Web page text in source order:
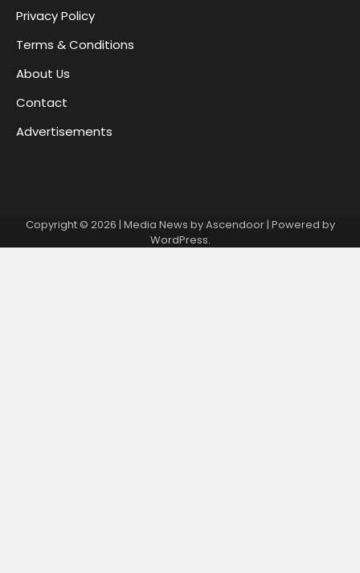
Privacy Policy
Terms & Conditions
About Us
Contact
Advertisements
Copyright © 2026 | Media News byAscendoor| Powered by
WordPress.